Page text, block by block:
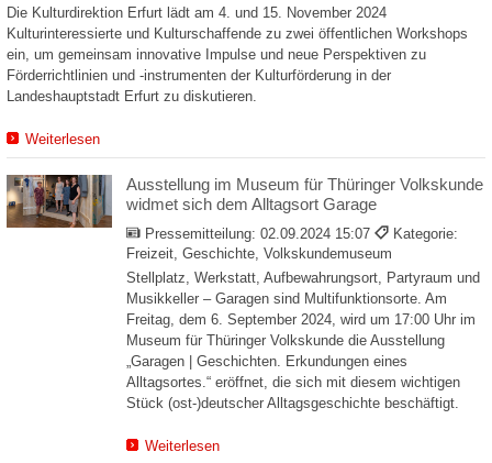
Die Kulturdirektion Erfurt lädt am 4. und 15. November 2024
Kulturinteressierte und Kulturschaffende zu zwei öffentlichen Workshops
ein, um gemeinsam innovative Impulse und neue Perspektiven zu
Förderrichtlinien und -instrumenten der Kulturförderung in der
Landeshauptstadt Erfurt zu diskutieren.
Weiterlesen
Ausstellung im Museum für Thüringer Volkskunde
widmet sich dem Alltagsort Garage
Pressemitteilung: 02.09.2024 15:07
Kategorie:
Freizeit, Geschichte, Volkskundemuseum
Stellplatz, Werkstatt, Aufbewahrungsort, Partyraum und
Musikkeller – Garagen sind Multifunktionsorte. Am
Freitag, dem 6. September 2024, wird um 17:00 Uhr im
Museum für Thüringer Volkskunde die Ausstellung
„Garagen | Geschichten. Erkundungen eines
Alltagsortes.“ eröffnet, die sich mit diesem wichtigen
Stück (ost-)deutscher Alltagsgeschichte beschäftigt.
Weiterlesen